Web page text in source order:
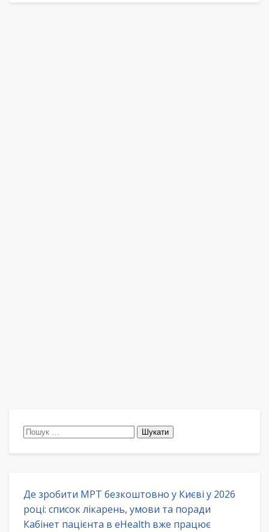
Пошук:
Де зробити МРТ безкоштовно у Києві у 2026
році: список лікарень, умови та поради
Кабінет пацієнта в eHealth вже працює